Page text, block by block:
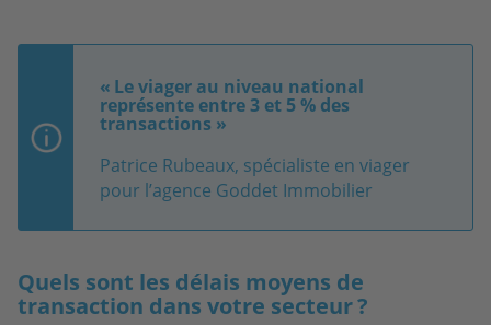
« Le viager au niveau national
représente entre 3 et 5 % des
transactions »
Patrice Rubeaux, spécialiste en viager
pour l’agence Goddet Immobilier
Quels sont les délais moyens de
transaction dans votre secteur ?